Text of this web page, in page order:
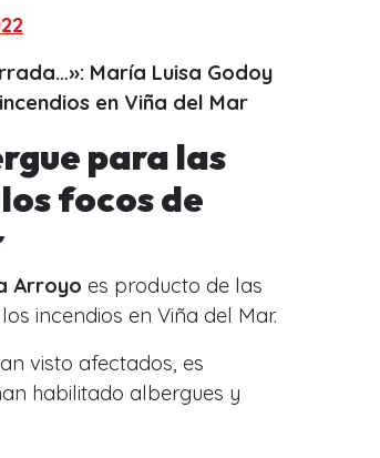
María Luisa Godoy
en Viña del Mar
para las
focos de
Arroyo es producto de las
incendios en Viña del Mar.
visto afectados, es
habilitado albergues y